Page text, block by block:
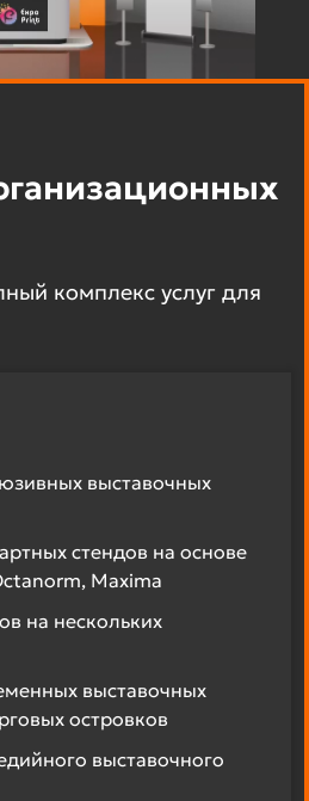
комплекс услуг для
выставочных
стендов на основе
Maxima
на нескольких
выставочных
островков
выставочного